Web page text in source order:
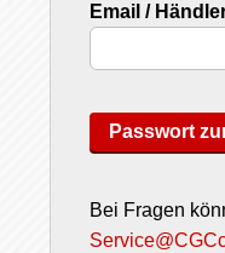
Email /
Passwort
Bei Fragen